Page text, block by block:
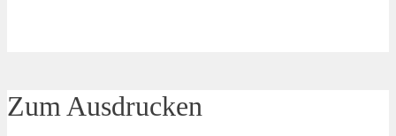
Zum Ausdrucken